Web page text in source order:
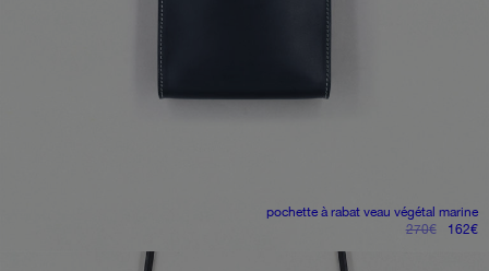
pochette à rabat veau végétal marine
270€ 162€le